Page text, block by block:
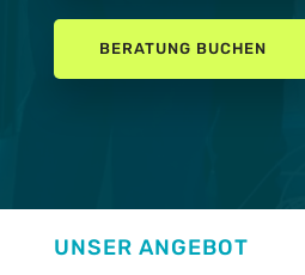
BERATUNG BUCHEN
UNSER ANGEBOT